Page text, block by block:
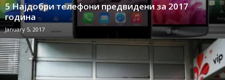
5 Најдобри телефони предвидени за 2017
година
January 5, 2017